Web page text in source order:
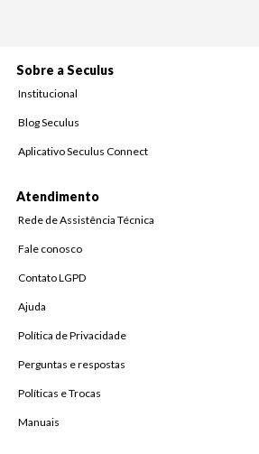
Sobre a Seculus
Institucional
Blog Seculus
Aplicativo Seculus Connect
Atendimento
Rede de Assistência Técnica
Fale conosco
Contato LGPD
Ajuda
Política de Privacidade
Perguntas e respostas
Políticas e Trocas
Manuais